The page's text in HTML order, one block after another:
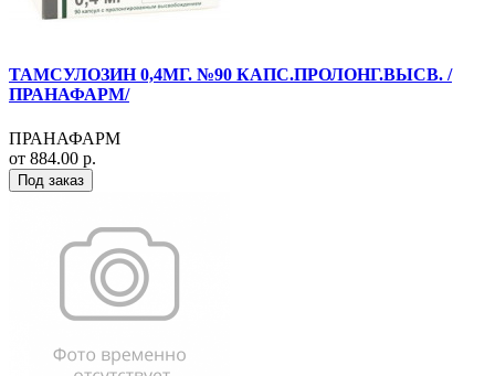
ТАМСУЛОЗИН 0,4МГ. №90 КАПС.ПРОЛОНГ.ВЫСВ. /
ПРАНАФАРМ/
ПРАНАФАРМ
от 884.00 р.
Под заказ